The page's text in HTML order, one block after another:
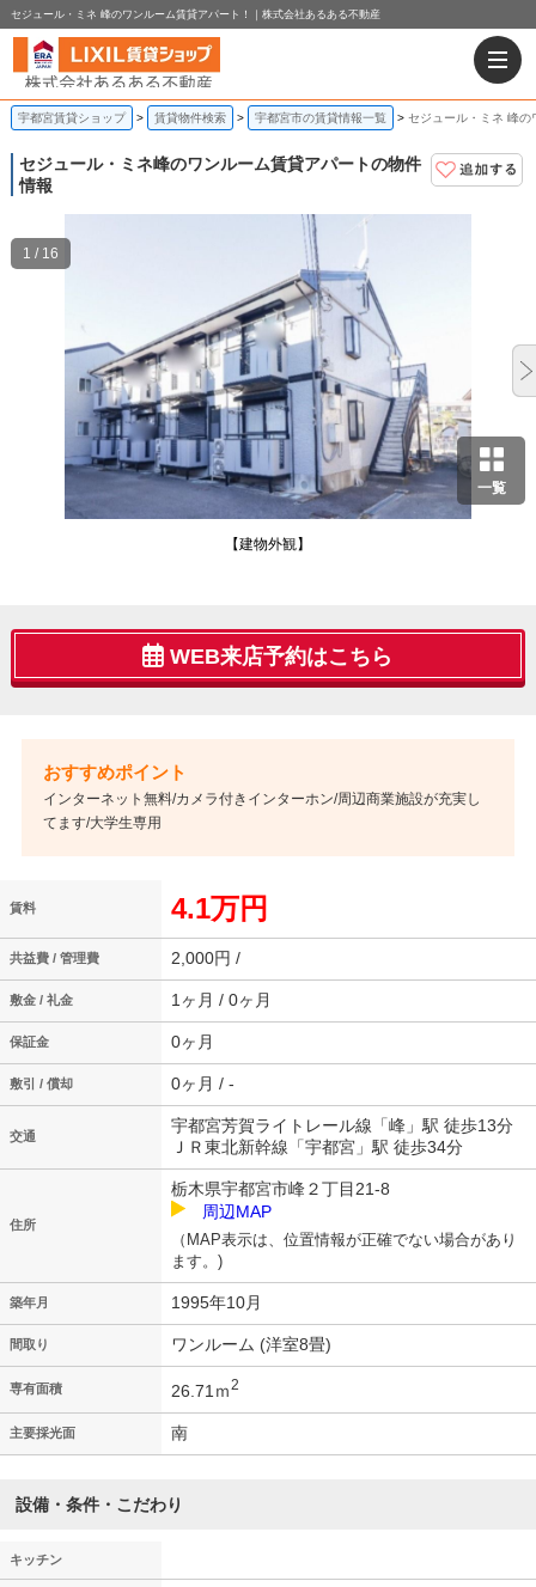
セジュール・ミネ 峰のワンルーム賃貸アパート！｜株式会社あるある不動産
宇都宮賃貸ショップ 賃貸物件検索 宇都宮市の賃貸情報一覧 セジュール・ミネ 峰の
セジュール・ミネ峰のワンルーム賃貸アパートの物件
情報
一覧
【建物外観】
1 / 16
WEB来店予約はこちら
インターネット無料/カメラ付きインターホン/周辺商業施設が充実し
てます/大学生専用
賃料 4.1万円
共益費 / 管理費 2,000円 /
敷金 / 礼金 1ヶ月 / 0ヶ月
保証金 0ヶ月
敷引 / 償却 0ヶ月 / -
交通
宇都宮芳賀ライトレール線「峰」駅 徒歩13分
ＪＲ東北新幹線「宇都宮」駅 徒歩34分
住所
栃木県宇都宮市峰２丁目21-8
周辺MAP
（MAP表示は、位置情報が正確でない場合があり
ます。)
築年月 1995年10月
間取り ワンルーム (洋室8畳)
専有面積 26.71ｍ2
主要採光面 南
設備・条件・こだわり
キッチン